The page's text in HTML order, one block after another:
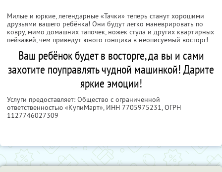
Милые и юркие, легендарные «Тачки» теперь станут хорошими
друзьями вашего ребёнка! Они будут легко маневрировать по
ковру, мимо домашних тапочек, ножек стула и других квартирных
пейзажей, чем приведут юного гонщика в неописуемый восторг!
Ваш ребёнок будет в восторге, да вы и сами
захотите поуправлять чудной машинкой! Дарите
яркие эмоции!
Услуги предоставляет: Общество с ограниченной
ответственностью «КупиМарт», ИНН 7705975231, ОГРН
1127746027309